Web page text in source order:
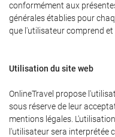
conformément aux
générales établies pour
que l'utilisateur comprend
Utilisation du site web
OnlineTravel propose
sous réserve de leur
mentions légales.
l'utilisateur sera interprétée